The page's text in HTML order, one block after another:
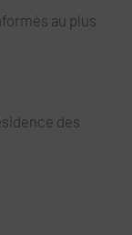
au plus
des